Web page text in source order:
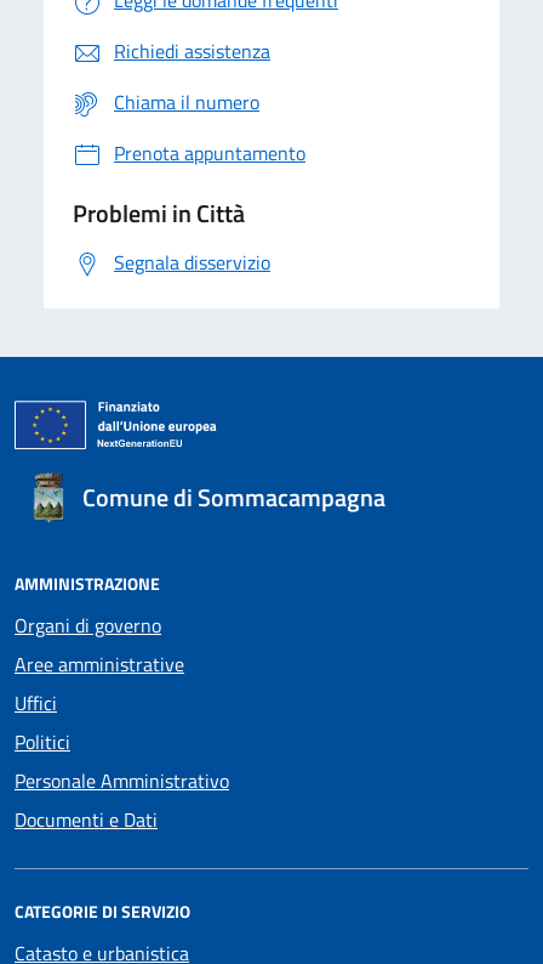
Richiedi assistenza
Chiama il numero
Prenota appuntamento
Problemi in Città
Segnala disservizio
Comune di Sommacampagna
AMMINISTRAZIONE
Organi di governo
Aree amministrative
Uffici
Politici
Personale Amministrativo
Documenti e Dati
CATEGORIE DI SERVIZIO
Catasto e urbanistica